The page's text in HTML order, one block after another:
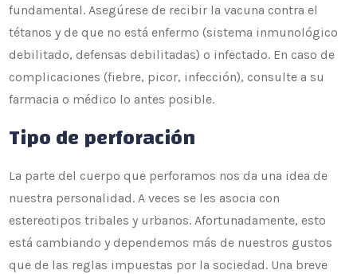
fundamental. Asegúrese de recibir la vacuna contra el
tétanos y de que no está enfermo (sistema inmunológico
debilitado, defensas debilitadas) o infectado. En caso de
complicaciones (fiebre, picor, infección), consulte a su
farmacia o médico lo antes posible.
Tipo de perforación
La parte del cuerpo que perforamos nos da una idea de
nuestra personalidad. A veces se les asocia con
estereotipos tribales y urbanos. Afortunadamente, esto
está cambiando y dependemos más de nuestros gustos
que de las reglas impuestas por la sociedad. Una breve